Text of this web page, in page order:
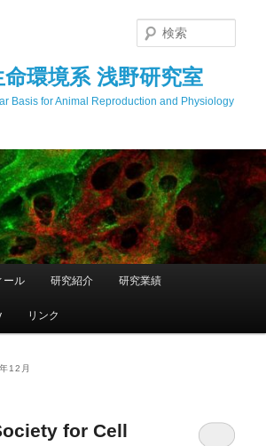
環境系 浅野研究室
Basis for Animal Reproduction and Physiology
索
ール 研究紹介 研究業績
リンク
12月
for Cell